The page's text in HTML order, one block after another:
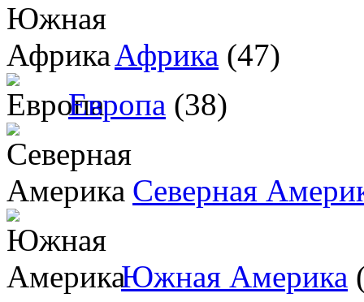
Африка (47)
Европа (38)
Северная
Южная Америка